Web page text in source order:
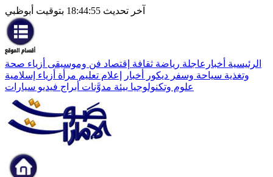
آخر تحديث 18:44:55 بتوقيت أبوظبي
الرئيسية أخبارعاجلة رياضة ثقافة إقتصاد فن وموسيقى أزياء صحة
وتغذية سياحة وسفر ديكور أخبار إعلام تعليم مرأة أزياء إسلامية
علوم وتكنولوجيا بيئة مدوَّنات أبراج فيديو سيارات